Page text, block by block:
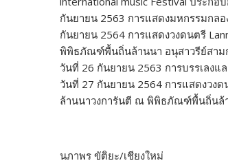
กันยายน 2563 การแสดงมหกรรมกล
กันยายน 2564 การแสดงวงดนตรี
พิพิธภัณฑ์พื้นถิ่นล้านนา อนุสาวรีย์สาม
วันที่ 26 กันยายน 2563 การบรรเลง
วันที่ 27 กันยายน 2564 การแสดงวง
ล้านนาวงการันตี ณ พิพิธภัณฑ์พื้นถิ่นล้
นภาพร ขัติยะ/เชียงใหม่